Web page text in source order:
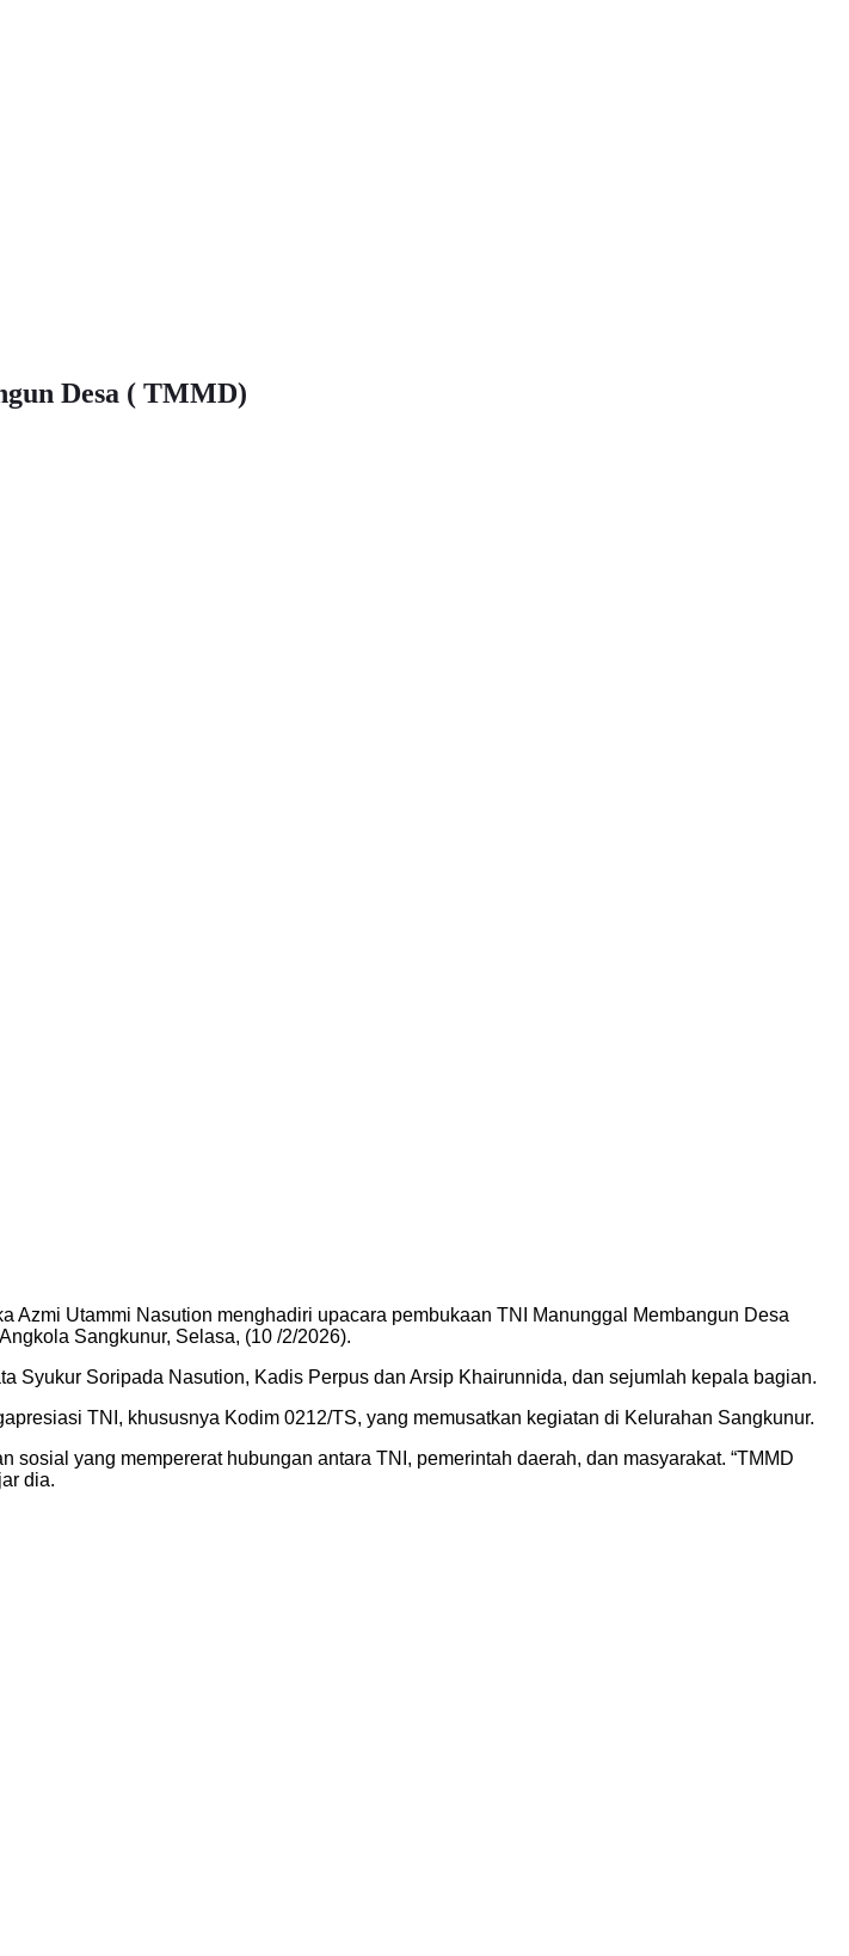
Desa ( TMMD)
Azmi Utammi Nasution menghadiri upacara pembukaan TNI Manunggal Membangun Desa
Sangkunur, Selasa, (10 /2/2026).
Syukur Soripada Nasution, Kadis Perpus dan Arsip Khairunnida, dan sejumlah kepala bagian.
TNI, khususnya Kodim 0212/TS, yang memusatkan kegiatan di Kelurahan Sangkunur.
yang mempererat hubungan antara TNI, pemerintah daerah, dan masyarakat. “TMMD
dia.